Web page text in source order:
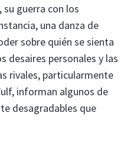
su guerra con los
una danza de
sobre quién se sienta
desaires personales y las
rivales, particularmente
informan algunos de
desagradables que